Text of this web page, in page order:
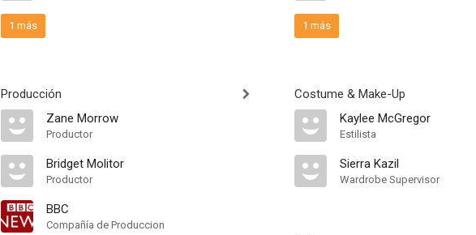
1 más
Producción
Zane Morrow
Productor
Bridget Molitor
Productor
BBC
Compañía de Produccion
1 más
Costume & Make-Up
Kaylee McGregor
Estilista
Sierra Kazil
Wardrobe Supervisor